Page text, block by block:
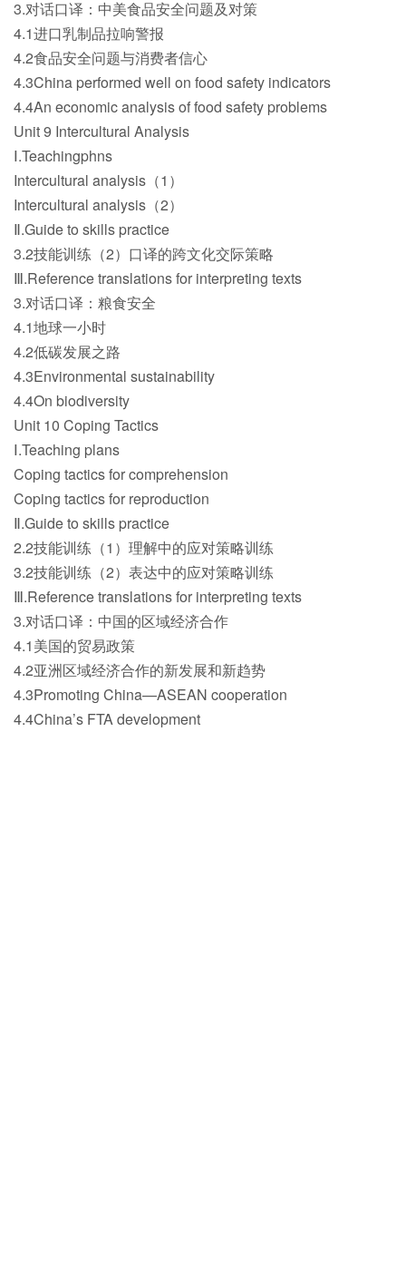
3.对话口译：中美食品安全问题及对策
4.1进口乳制品拉响警报
4.2食品安全问题与消费者信心
4.3China performed well on food safety indicators
4.4An economic analysis of food safety problems
Unit 9 Intercultural Analysis
Ⅰ.Teachingphns
Intercultural analysis（1）
Intercultural analysis（2）
Ⅱ.Guide to skills practice
3.2技能训练（2）口译的跨文化交际策略
Ⅲ.Reference translations for interpreting texts
3.对话口译：粮食安全
4.1地球一小时
4.2低碳发展之路
4.3Environmental sustainability
4.4On biodiversity
Unit 10 Coping Tactics
Ⅰ.Teaching plans
Coping tactics for comprehension
Coping tactics for reproduction
Ⅱ.Guide to skills practice
2.2技能训练（1）理解中的应对策略训练
3.2技能训练（2）表达中的应对策略训练
Ⅲ.Reference translations for interpreting texts
3.对话口译：中国的区域经济合作
4.1美国的贸易政策
4.2亚洲区域经济合作的新发展和新趋势
4.3Promoting China—ASEAN cooperation
4.4China’s FTA development